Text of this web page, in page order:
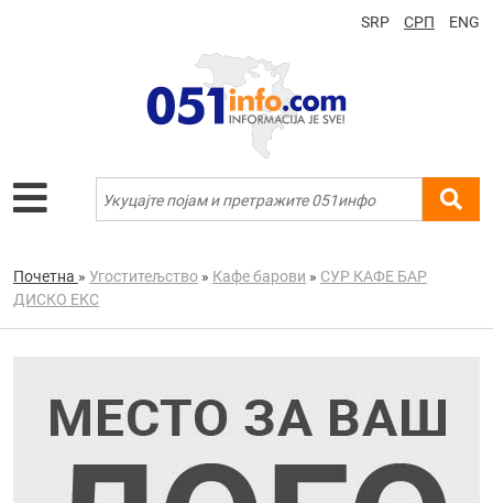
SRP СРП ENG
Почетна » Угоститељство » Кафе барови » СУР КАФЕ БАР
ДИСКО ЕКС